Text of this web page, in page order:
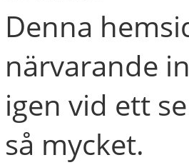
Denna
närvarande
igen vid ett
så mycket.